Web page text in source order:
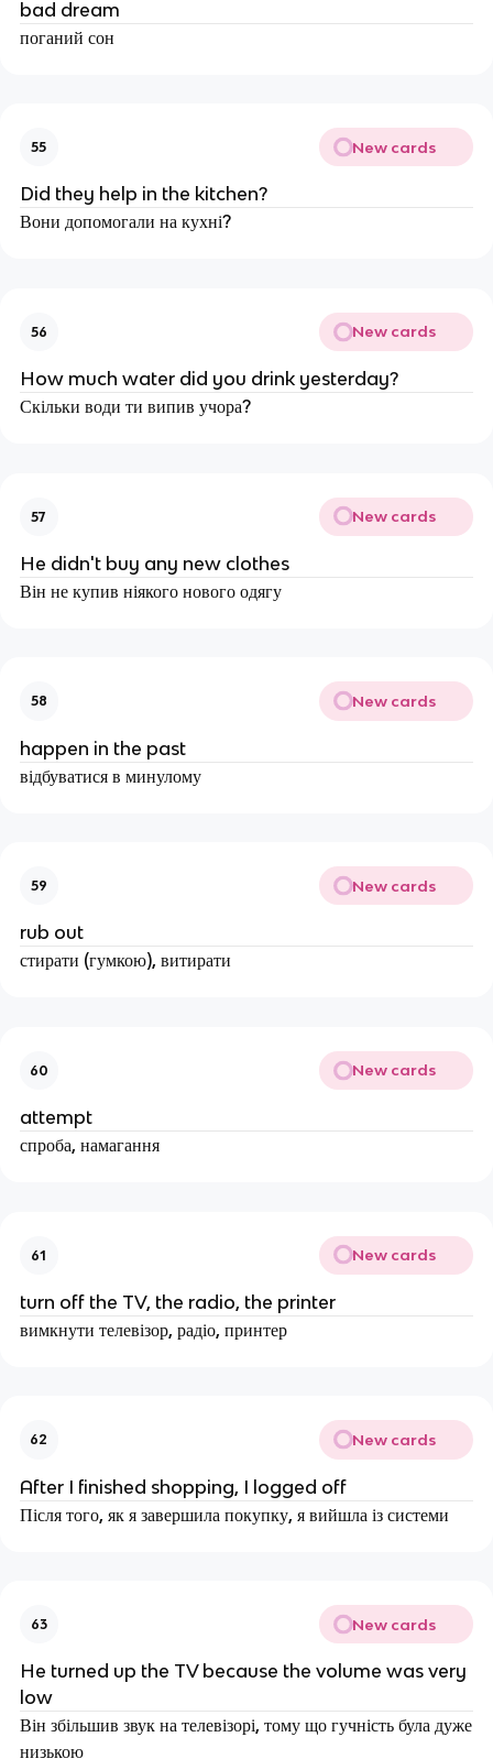
bad dream
поганий сон
55 New cards
Did they help in the kitchen?
Вони допомогали на кухні?
56 New cards
How much water did you drink yesterday?
Скільки води ти випив учора?
57 New cards
He didn't buy any new clothes
Він не купив ніякого нового одягу
58 New cards
happen in the past
відбуватися в минулому
59 New cards
rub out
стирати (гумкою), витирати
60 New cards
attempt
спроба, намагання
61 New cards
turn off the TV, the radio, the printer
вимкнути телевізор, радіо, принтер
62 New cards
After I finished shopping, I logged off
Після того, як я завершила покупку, я вийшла із системи
63 New cards
He turned up the TV because the volume was very
low
Він збільшив звук на телевізорі, тому що гучність була дуже
низькою